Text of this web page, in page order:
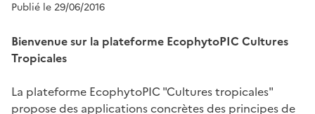
Publié le 29/06/2016
Bienvenue sur la plateforme EcophytoPIC Cultures
Tropicales
La plateforme EcophytoPIC "Cultures tropicales"
propose des applications concrètes des principes de